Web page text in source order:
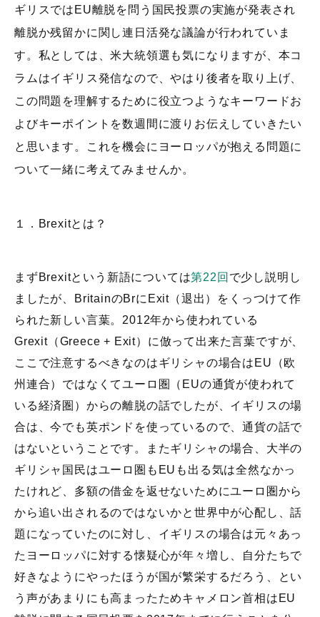
ギリスではEU離脱を問う国民投票の実施が発表され
離脱か残留かに関し連日活発な議論が行われていま
す。私としては、米大統領選も気になりますが、本コ
ラムはイギリス発信なので、やはり後者を取り上げ、
この問題を理解するために役立つようなキーワードお
よびキーポイントを数週間に渡りお伝えしていきたい
と思います。これを機会にヨーロッパが抱える問題に
ついて一緒に考えてみませんか。
１．Brexitとは？
まずBrexitという新語については第22回 で少し説明し
ましたが、BritainのBrにExit（退出）をくっつけて作
られた新しい言葉。2012年から使われている
Grexit（Greece + Exit）に倣って出来た言葉ですが、
ここで注意するべきなのはギリシャの場合はEU（欧
州連合）ではなくてユーロ圏（EUの通貨が使われて
いる経済圏）からの離脱の話でしたが、イギリスの場
合は、今でも英ポンドを使っているので、通貨の話で
はないということです。またギリシャの場合、大半の
ギリシャ国民はユーロ圏もEUも出る気は全然なかっ
たけれど、多額の借金を返せないためにユーロ圏から
から追い出されるのではないかと世界中が心配し、話
題になっていたのに対し、イギリスの場合は元々あっ
たヨーロッパに対する懐疑心が年々増し、自分たちで
好きなようにやったほうが国が繁栄するだろう、とい
う声があまりにも高まったためキャメロン首相はEU